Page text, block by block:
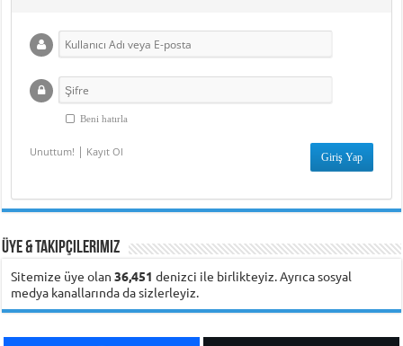
Beni hatırla
Unuttum! | Kayıt Ol
Üye & Takipçilerimiz
Sitemize üye olan36,451 denizci ile birlikteyiz. Ayrıca sosyal
medya kanallarında da sizlerleyiz.